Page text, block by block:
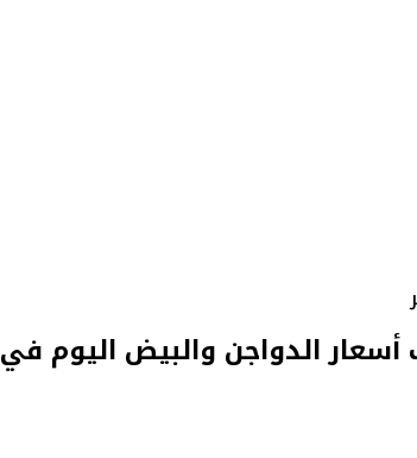
الدواجن والبيض اليوم في